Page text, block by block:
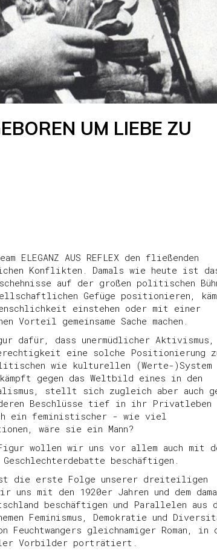
UM LIEBE ZU
ELEGANZ AUS REFLEX den fließenden
Konflikten. Damals wie heute ist
auf der großen politischen
Gefüge positionieren,
einstehen oder mit einer
Vorteil gemeinsame Sache machen.
dafür, dass unermüdlicher Aktivismus,
eine solche Positionierung
wie kulturellen (Werte-)System
gegen das Weltbild eines in den
stellt sich zugleich aber auch
Beschlüsse tief in ihr Privatleben
ein feministischer - wie viel
wäre sie ein Mann?
wollen wir uns vor allem auch mit
beschäftigen.
ist die erste Folge unserer dreiteiligen
mit den 1920er Jahren und dem
beschäftigen und Parallelen aus
Feminismus, Demokratie und
gleichnamiger Roman, in
Vorbilder porträtiert.